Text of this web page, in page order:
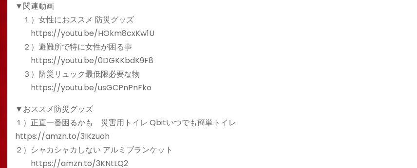
▼関連動画
１）女性におススメ 防災グッズ
https://youtu.be/HOkm8cxKw1U
２）避難所で特に女性が困る事
https://youtu.be/0DGKKbdK9F8
３）防災リュック最低限必要な物
https://youtu.be/usGCPnPnFko
▼おススメ防災グッズ
１）正直一番困るかも 災害用トイレ Qbitいつでも簡単トイレ
https://amzn.to/3IKzuoh
２）シャカシャカしない アルミブランケット
https://amzn.to/3KNtLQ2